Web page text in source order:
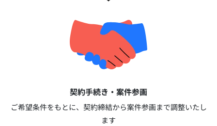
契約手続き・案件参画​​
ご希望条件をもとに、契約締結から案件参画まで調整いたし
ます​​